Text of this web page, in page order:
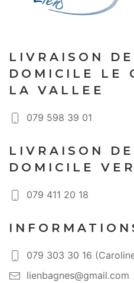
LIVRAISON
DOMICILE LE
LA VALLEE
079 598 39 01
LIVRAISON
DOMICILE
079 411 20 18
079 303 30 16
lienbagnes@gmail.com